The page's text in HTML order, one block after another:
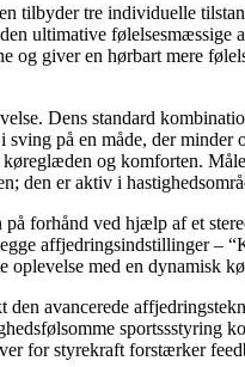
tre individuelle
ultimative følelsesmæssige
giver en hørbart mere
Dens standard
på en måde, der minder
og komforten.
den er aktiv i
forhånd ved hjælp af et
affjedringsindstillinger
oplevelse med en dynamisk
avancerede
sportssstyring
for styrekraft forstærker